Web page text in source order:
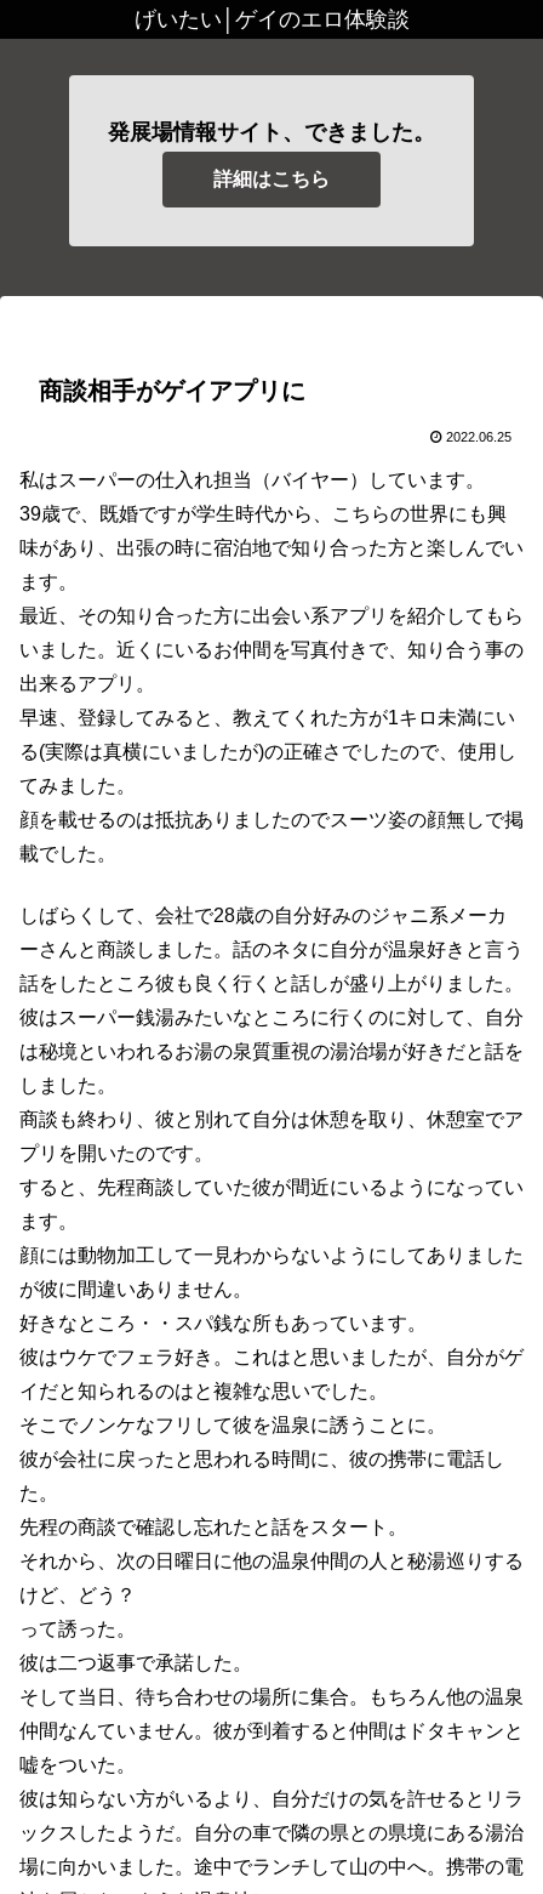
げいたい│ゲイのエロ体験談
発展場情報サイト、できました。
詳細はこちら
商談相手がゲイアプリに
2022.06.25
私はスーパーの仕入れ担当（バイヤー）しています。
39歳で、既婚ですが学生時代から、こちらの世界にも興
味があり、出張の時に宿泊地で知り合った方と楽しんでい
ます。
最近、その知り合った方に出会い系アプリを紹介してもら
いました。近くにいるお仲間を写真付きで、知り合う事の
出来るアプリ。
早速、登録してみると、教えてくれた方が1キロ未満にい
る(実際は真横にいましたが)の正確さでしたので、使用し
てみました。
顔を載せるのは抵抗ありましたのでスーツ姿の顔無しで掲
載でした。
しばらくして、会社で28歳の自分好みのジャニ系メーカ
ーさんと商談しました。話のネタに自分が温泉好きと言う
話をしたところ彼も良く行くと話しが盛り上がりました。
彼はスーパー銭湯みたいなところに行くのに対して、自分
は秘境といわれるお湯の泉質重視の湯治場が好きだと話を
しました。
商談も終わり、彼と別れて自分は休憩を取り、休憩室でア
プリを開いたのです。
すると、先程商談していた彼が間近にいるようになってい
ます。
顔には動物加工して一見わからないようにしてありました
が彼に間違いありません。
好きなところ・・スパ銭な所もあっています。
彼はウケでフェラ好き。これはと思いましたが、自分がゲ
イだと知られるのはと複雑な思いでした。
そこでノンケなフリして彼を温泉に誘うことに。
彼が会社に戻ったと思われる時間に、彼の携帯に電話し
た。
先程の商談で確認し忘れたと話をスタート。
それから、次の日曜日に他の温泉仲間の人と秘湯巡りする
けど、どう？
って誘った。
彼は二つ返事で承諾した。
そして当日、待ち合わせの場所に集合。もちろん他の温泉
仲間なんていません。彼が到着すると仲間はドタキャンと
嘘をついた。
彼は知らない方がいるより、自分だけの気を許せるとリラ
ックスしたようだ。自分の車で隣の県との県境にある湯治
場に向かいました。途中でランチして山の中へ。携帯の電